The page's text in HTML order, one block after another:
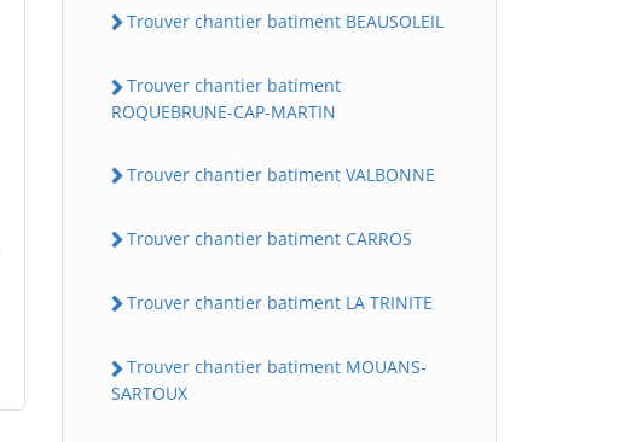
Trouver chantier batiment BEAUSOLEIL
Trouver chantier batiment
ROQUEBRUNE-CAP-MARTIN
Trouver chantier batiment VALBONNE
Trouver chantier batiment CARROS
Trouver chantier batiment LA TRINITE
Trouver chantier batiment MOUANS-
SARTOUX